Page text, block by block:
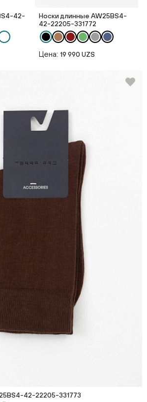
42-
Носки длинные AW25BS4-
42-22205-331772
Цена: 19 990 UZS
42-22205-331773